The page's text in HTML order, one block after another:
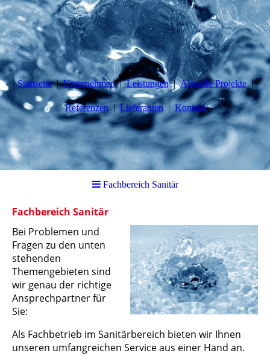
Startseite Unternehmen Leistungen Aktuelle Projekte
Referenzen Lieferanten Kontakt
Fachbereich Sanitär
Fachbereich Sanitär
Bei Problemen und
Fragen zu den unten
stehenden
Themengebieten sind
wir genau der richtige
Ansprechpartner für
Sie:
Als Fachbetrieb im Sanitärbereich bieten wir Ihnen
unseren umfangreichen Service aus einer Hand an.